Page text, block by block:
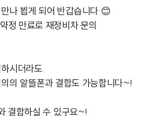
나 뵙게 되어 반갑습니다 😊
정 만료로 재정비차 문의
시더라도
의 알뜰폰과 결합도 가능합니다~!
결합하실 수 있구요~!